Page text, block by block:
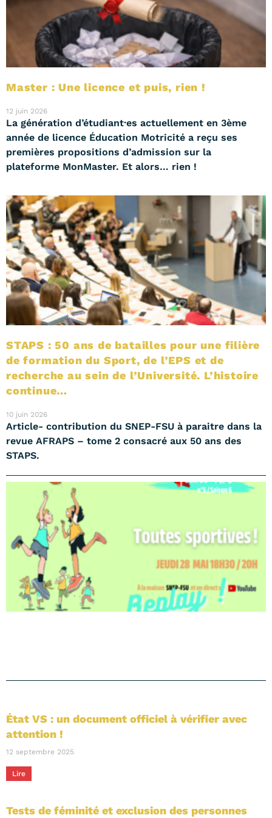
Master : Une licence et puis, rien !
12 juin 2026
La génération d’étudiant·es actuellement en 3ème
année de licence Éducation Motricité a reçu ses
premières propositions d’admission sur la
plateforme MonMaster. Et alors… rien !
STAPS : 50 ans de batailles pour une filière
de formation du Sport, de l’EPS et de
recherche au sein de l’Université. L’histoire
continue…
10 juin 2026
Article- contribution du SNEP-FSU à paraitre dans la
revue AFRAPS – tome 2 consacré aux 50 ans des
STAPS.
État VS : un document officiel à vérifier avec
attention !
12 septembre 2025
Lire
Tests de féminité et exclusion des personnes